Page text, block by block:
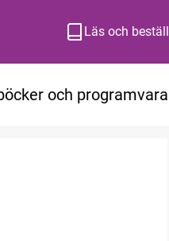
Läs och beställ
och programvara